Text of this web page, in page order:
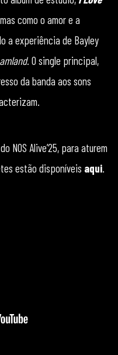
como o amor e a
a experiência de Bayley
O single principal,
da banda aos sons
NOS Alive’25, para aturem
estão disponíveis aqui.